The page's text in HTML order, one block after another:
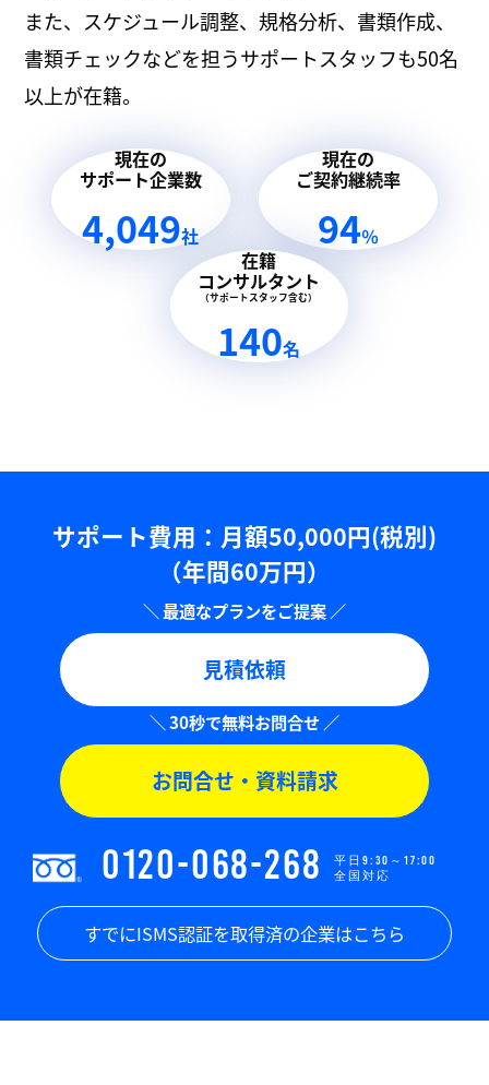
また、スケジュール調整、規格分析、書類作成、
書類チェックなどを担うサポートスタッフも50名
以上が在籍。
現在の
サポート企業数
4,049社
現在の
ご契約継続率
94％
在籍
コンサルタント
（サポートスタッフ含む）
140名
サポート費用：⽉額50,000円(税別)
（年間60万円）
見積依頼
お問合せ・資料請求
0120-068-268
平日9:30～17:00
全国対応
すでにISMS認証を取得済の企業はこちら